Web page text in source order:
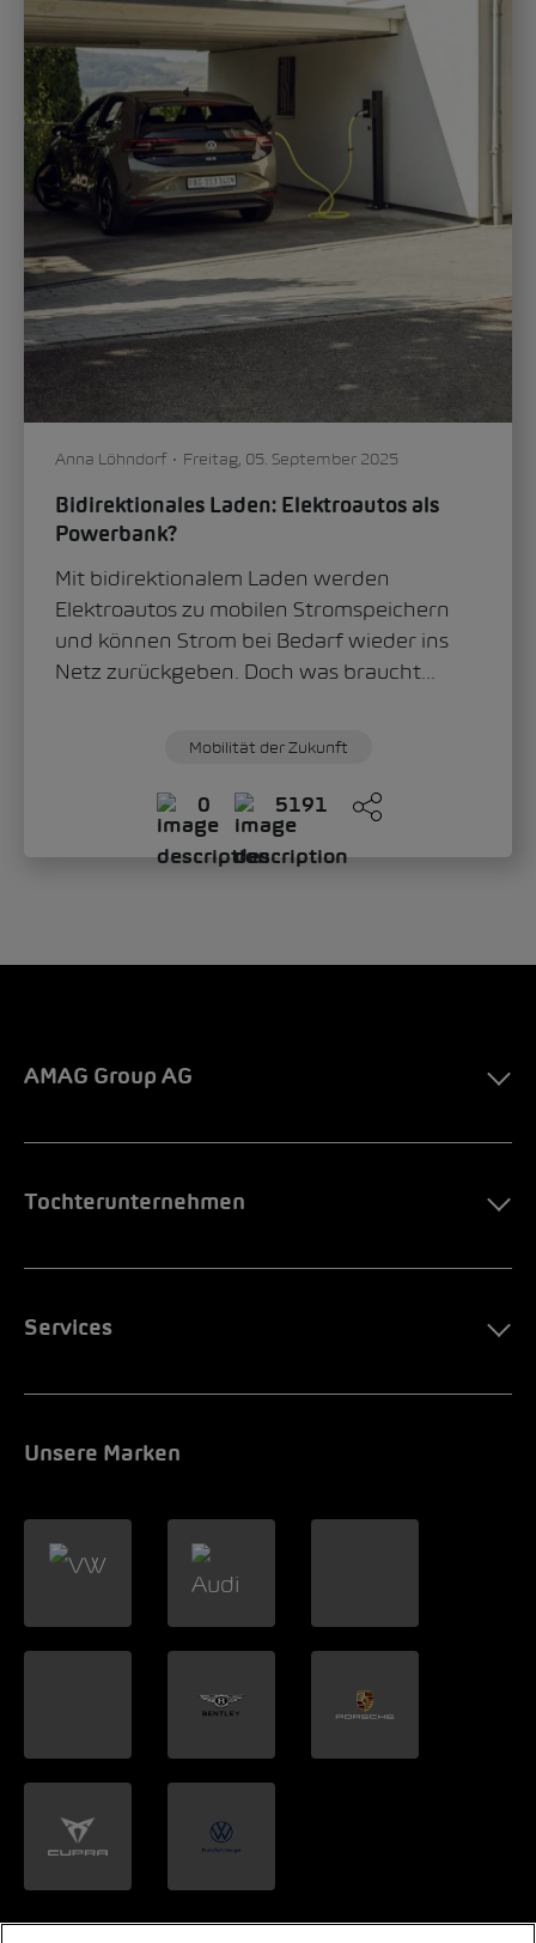
Anna Löhndorf Freitag, 05. September 2025
Bidirektionales Laden: Elektroautos als
Powerbank?
Mit bidirektionalem Laden werden
Elektroautos zu mobilen Stromspeichern
und können Strom bei Bedarf wieder ins
Netz zurückgeben. Doch was braucht...
Mobilität der Zukunft
0 5191
AMAG Group AG
Tochterunternehmen
Services
Unsere Marken